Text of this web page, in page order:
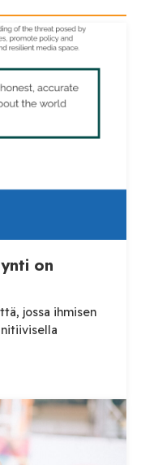
on
jossa ihmisen